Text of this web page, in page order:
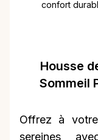
confort
Housse
Sommeil
Offrez à
sereines